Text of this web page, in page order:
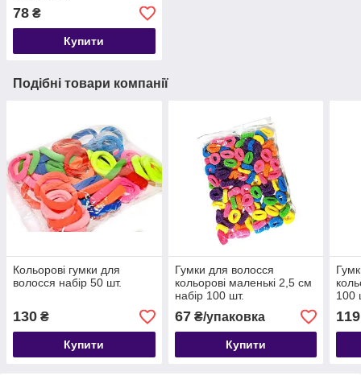
78 ₴
Купити
Подібні товари компанії
Кольорові гумки для
волосся набір 50 шт.
130 ₴
Купити
Гумки для волосся
кольорові маленькі 2,5 см
набір 100 шт.
67₴/упаковка
Купити
100
119